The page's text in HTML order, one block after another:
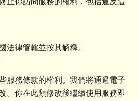
止你訪問服務的權利，包括違反這
法律管轄並按其解釋。
服務條款的權利。我們將通過電子
。你在此類修改後繼續使用服務即